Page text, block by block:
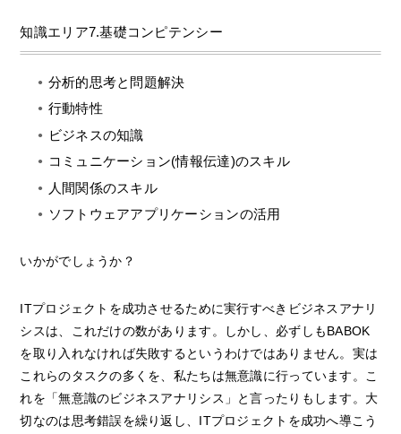
知識エリア7.基礎コンピテンシー
分析的思考と問題解決
行動特性
ビジネスの知識
コミュニケーション(情報伝達)のスキル
人間関係のスキル
ソフトウェアアプリケーションの活用
いかがでしょうか？
ITプロジェクトを成功させるために実行すべきビジネスアナリ
シスは、これだけの数があります。しかし、必ずしもBABOK
を取り入れなければ失敗するというわけではありません。実は
これらのタスクの多くを、私たちは無意識に行っています。こ
れを「無意識のビジネスアナリシス」と言ったりもします。大
切なのは思考錯誤を繰り返し、ITプロジェクトを成功へ導こう